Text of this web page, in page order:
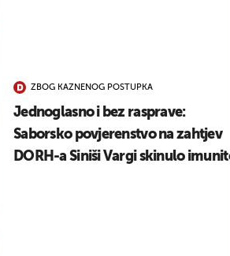
ZBOG KAZNENOG POSTUPKA
Jednoglasno i bez rasprave:
Saborsko povjerenstvo na zahtjev
DORH-a Siniši Vargi skinulo